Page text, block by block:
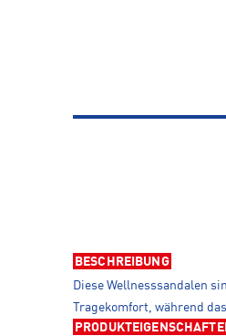
BESCHREIBUNG
Diese Wellnesssandalen
Tragekomfort, während